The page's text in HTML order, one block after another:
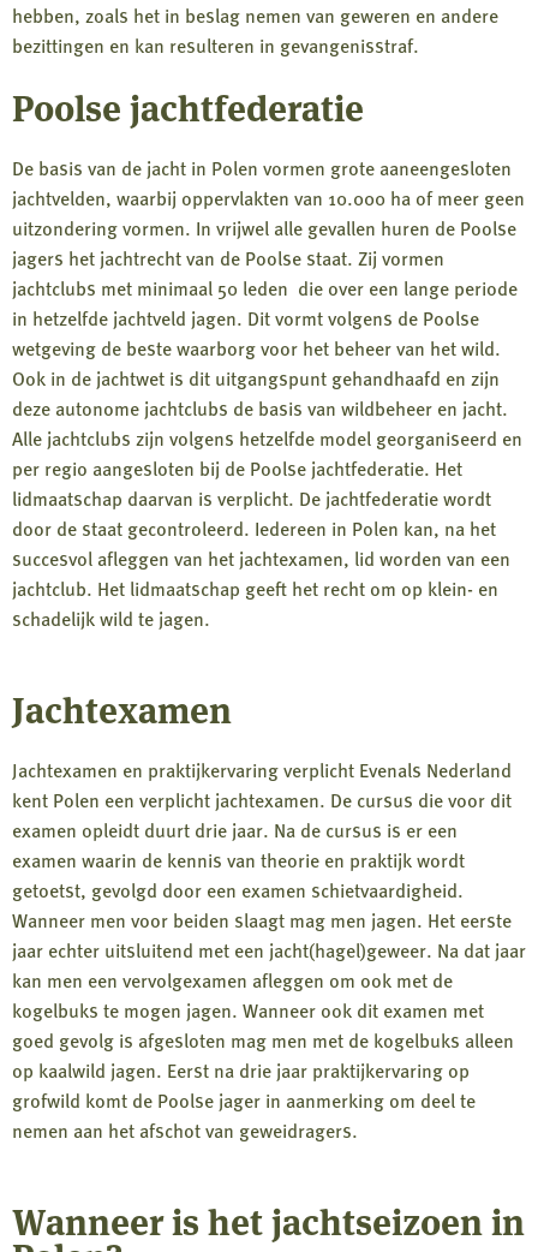
hebben, zoals het in beslag nemen van geweren en andere
bezittingen en kan resulteren in gevangenisstraf.
Poolse jachtfederatie
De basis van de jacht in Polen vormen grote aaneengesloten
jachtvelden, waarbij oppervlakten van 10.000 ha of meer geen
uitzondering vormen. In vrijwel alle gevallen huren de Poolse
jagers het jachtrecht van de Poolse staat. Zij vormen
jachtclubs met minimaal 50 leden die over een lange periode
in hetzelfde jachtveld jagen. Dit vormt volgens de Poolse
wetgeving de beste waarborg voor het beheer van het wild.
Ook in de jachtwet is dit uitgangspunt gehandhaafd en zijn
deze autonome jachtclubs de basis van wildbeheer en jacht.
Alle jachtclubs zijn volgens hetzelfde model georganiseerd en
per regio aangesloten bij de Poolse jachtfederatie. Het
lidmaatschap daarvan is verplicht. De jachtfederatie wordt
door de staat gecontroleerd. Iedereen in Polen kan, na het
succesvol afleggen van het jachtexamen, lid worden van een
jachtclub. Het lidmaatschap geeft het recht om op klein- en
schadelijk wild te jagen.
Jachtexamen
Jachtexamen en praktijkervaring verplicht Evenals Nederland
kent Polen een verplicht jachtexamen. De cursus die voor dit
examen opleidt duurt drie jaar. Na de cursus is er een
examen waarin de kennis van theorie en praktijk wordt
getoetst, gevolgd door een examen schietvaardigheid.
Wanneer men voor beiden slaagt mag men jagen. Het eerste
jaar echter uitsluitend met een jacht(hagel)geweer. Na dat jaar
kan men een vervolgexamen afleggen om ook met de
kogelbuks te mogen jagen. Wanneer ook dit examen met
goed gevolg is afgesloten mag men met de kogelbuks alleen
op kaalwild jagen. Eerst na drie jaar praktijkervaring op
grofwild komt de Poolse jager in aanmerking om deel te
nemen aan het afschot van geweidragers.
Wanneer is het jachtseizoen in